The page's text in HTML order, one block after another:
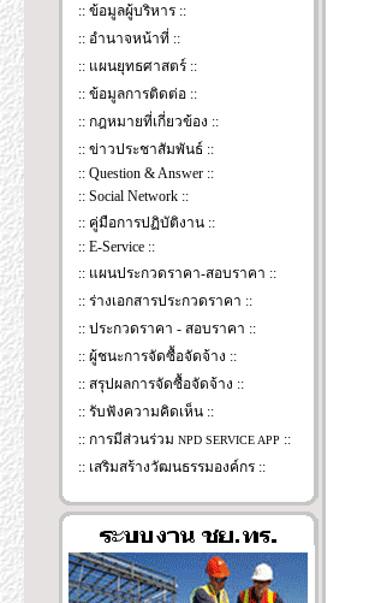
:: ข้อมูลผู้บริหาร ::
:: อำนาจหน้าที่ ::
:: แผนยุทธศาสตร์ ::
:: ข้อมูลการติดต่อ ::
:: กฎหมายที่เกี่ยวข้อง ::
:: ข่าวประชาสัมพันธ์ ::
:: Question & Answer ::
:: Social Network ::
:: คู่มือการปฏิบัติงาน ::
:: E-Service ::
:: แผนประกวดราคา-สอบราคา ::
:: ร่างเอกสารประกวดราคา ::
:: ประกวดราคา - สอบราคา ::
:: ผู้ชนะการจัดซื้อจัดจ้าง ::
:: สรุปผลการจัดซื้อจัดจ้าง ::
:: รับฟังความคิดเห็น ::
:: การมีส่วนร่วม NPD SERVICE APP ::
:: เสริมสร้างวัฒนธรรมองค์กร ::